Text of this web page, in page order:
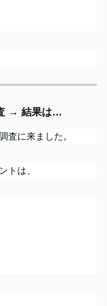
→ 結果は…
査に来ました。
トは、